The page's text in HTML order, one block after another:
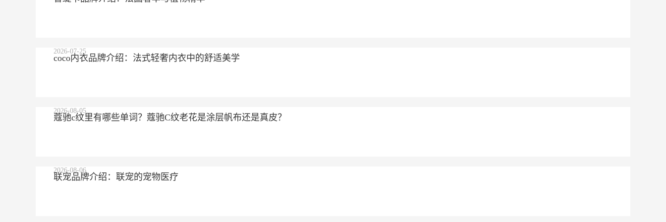
coco内衣品牌介绍：法式轻奢内衣中的舒适美学
2026-07-25
蔻驰c纹里有哪些单词？蔻驰C纹老花是涂层帆布还是真皮？
2026-08-05
联宠品牌介绍：联宠的宠物医疗
2026-08-06